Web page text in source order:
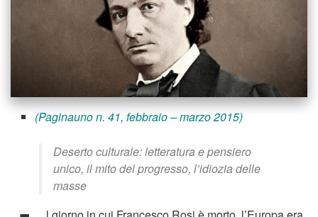
(Paginauno n. 41, febbraio – marzo 2015)
Deserto culturale: letteratura e pensiero
unico, il mito del progresso, l’idiozia delle
masse